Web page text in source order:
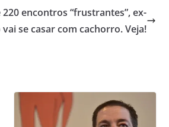
220 encontros “frustrantes”, ex-
se casar com cachorro. Veja!